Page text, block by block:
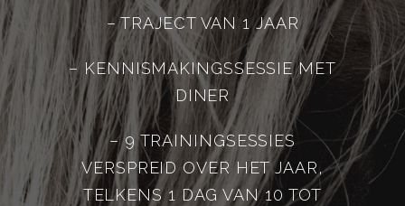
– TRAJECT VAN 1 JAAR
– KENNISMAKINGSSESSIE MET
DINER
– 9 TRAININGSESSIES
VERSPREID OVER HET JAAR,
TELKENS 1 DAG VAN 10 TOT